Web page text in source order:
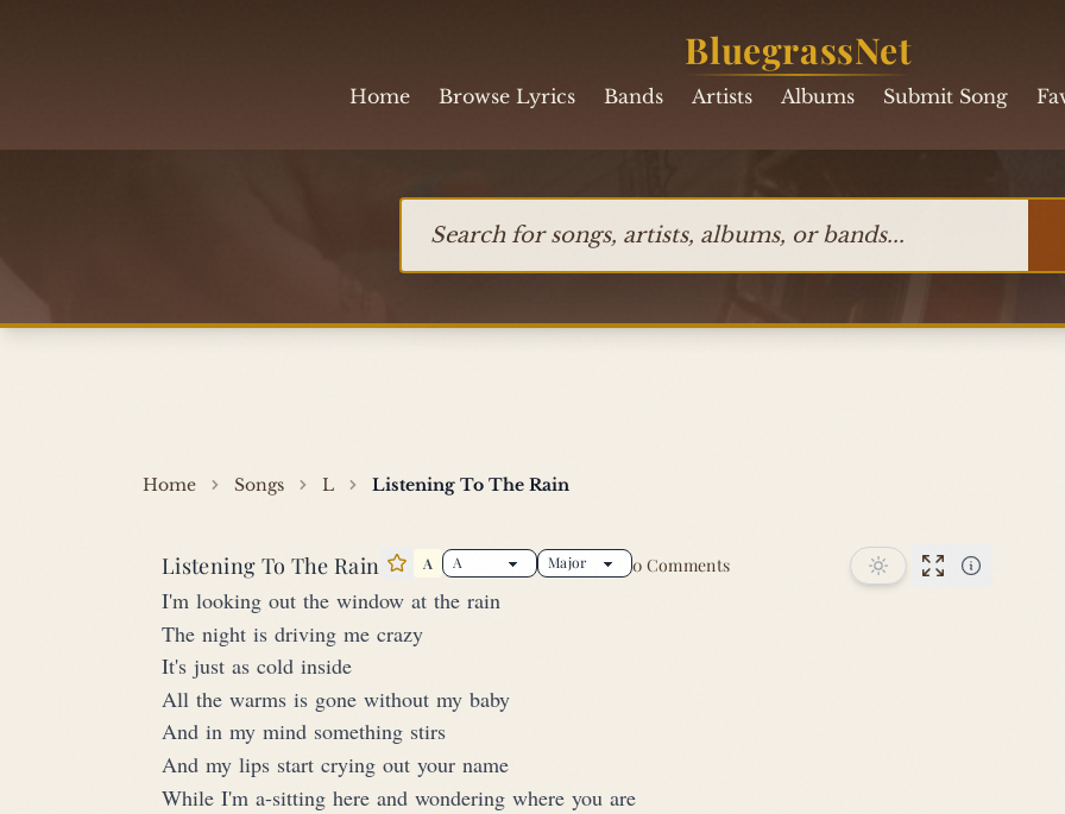
BluegrassNet
Home Browse Lyrics Bands Artists Albums Submit Song
Home Songs L Listening To The Rain
Listening To The Rain Star this song
A 0 Comments
I'm looking out the window at the rain
The night is driving me crazy
It's just as cold inside
All the warms is gone without my baby
And in my mind something stirs
And my lips start crying out your name
While I'm a-sitting here and wondering where you are